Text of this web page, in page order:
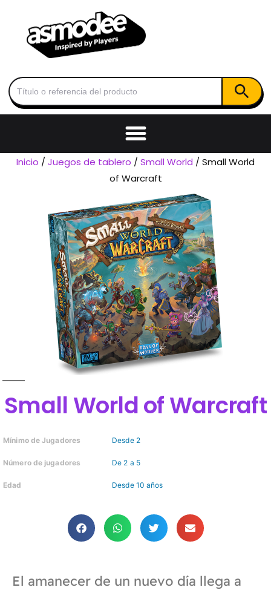
Buscar: Botón de
Inicio /Juegos de tablero /Small World / Small World
of Warcraft
Small World of Warcraft
Mínimo de Jugadores Desde 2
Número de jugadores De 2 a 5
Edad Desde 10 años
El amanecer de un nuevo día llega a